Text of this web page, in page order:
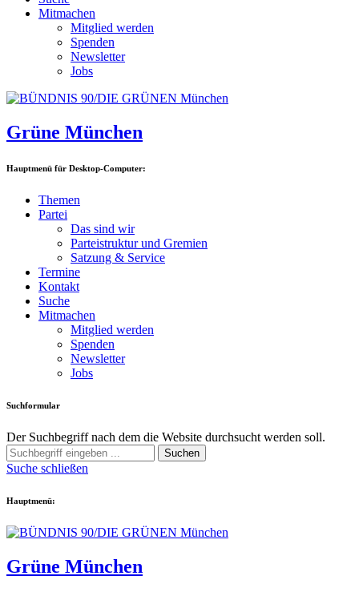
Mitmachen
Mitglied werden
Spenden
Newsletter
Jobs
Grüne München
Hauptmenü für Desktop-Computer:
Themen
Partei
Das sind wir
Parteistruktur und Gremien
Satzung & Service
Termine
Kontakt
Suche
Mitmachen
Mitglied werden
Spenden
Newsletter
Jobs
Suchformular
Der Suchbegriff nach dem die Website durchsucht werden soll.
Suchen
Suche schließen
Hauptmenü:
Grüne München